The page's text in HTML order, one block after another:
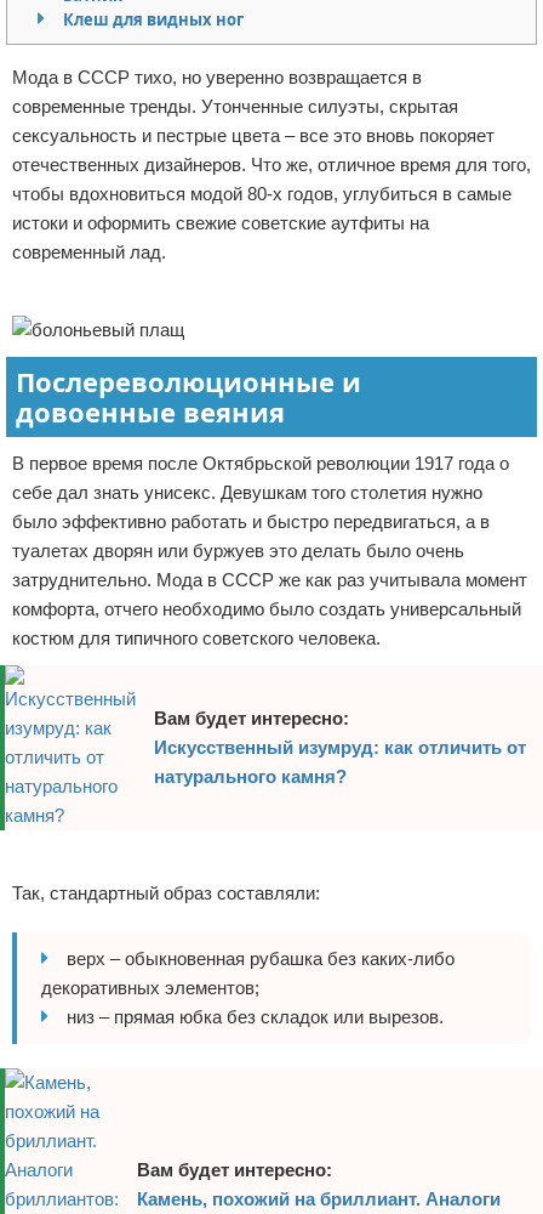
Финансы
Отказ от ответственности
Клеш для видных ног
Мода в СССР тихо, но уверенно возвращается в
современные тренды. Утонченные силуэты, скрытая
сексуальность и пестрые цвета – все это вновь покоряет
отечественных дизайнеров. Что же, отличное время для того,
чтобы вдохновиться модой 80-х годов, углубиться в самые
истоки и оформить свежие советские аутфиты на
современный лад.
Послереволюционные и
довоенные веяния
В первое время после Октябрьской революции 1917 года о
себе дал знать унисекс. Девушкам того столетия нужно
было эффективно работать и быстро передвигаться, а в
туалетах дворян или буржуев это делать было очень
затруднительно. Мода в СССР же как раз учитывала момент
комфорта, отчего необходимо было создать универсальный
костюм для типичного советского человека.
Вам будет интересно:
Искусственный изумруд: как отличить от
натурального камня?
Так, стандартный образ составляли:
верх – обыкновенная рубашка без каких-либо
декоративных элементов;
низ – прямая юбка без складок или вырезов.
Вам будет интересно:
Камень, похожий на бриллиант. Аналоги